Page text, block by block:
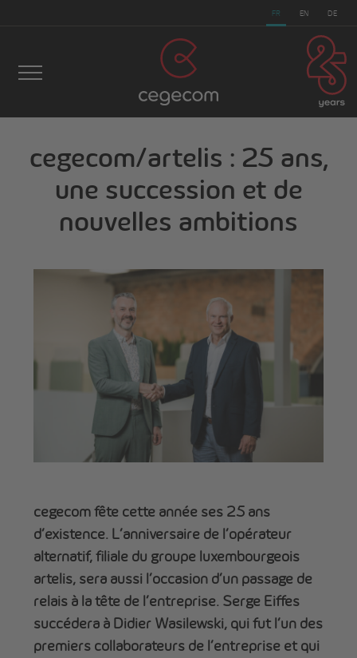
FR EN DE
cegecom >Actualités>cegecom/artelis : 25 ans, une
succession et de nouvelles ambitions
cegecom/artelis : 25 ans,
une succession et de
nouvelles ambitions
cegecom fête cette année ses 25 ans
d’existence. L’anniversaire de l’opérateur
alternatif, filiale du groupe luxembourgeois
artelis, sera aussi l’occasion d’un passage de
relais à la tête de l’entreprise. Serge Eiffes
succédera à Didier Wasilewski, qui fut l’un des
premiers collaborateurs de l’entreprise et qui